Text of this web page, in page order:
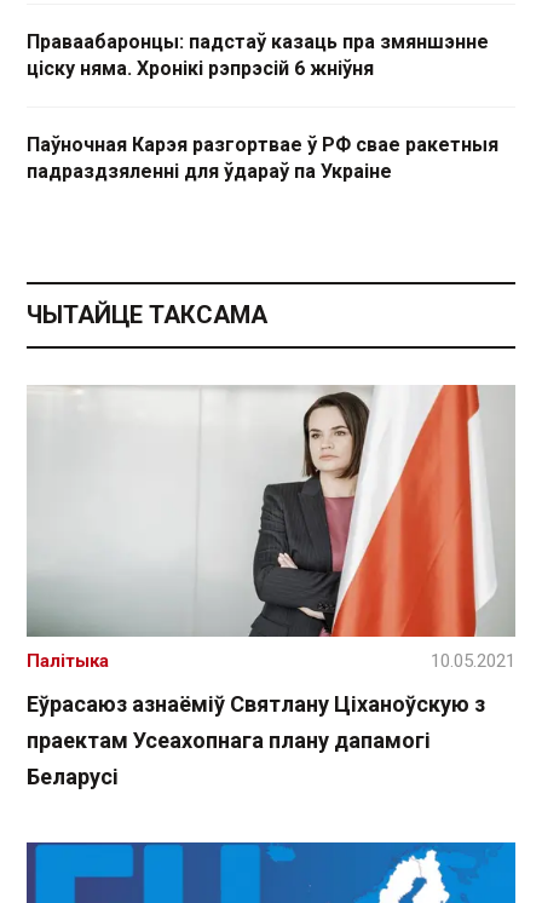
Праваабаронцы: падстаў казаць пра змяншэнне
ціску няма. Хронікі рэпрэсій 6 жніўня
Паўночная Карэя разгортвае ў РФ свае ракетныя
падраздзяленні для ўдараў па Украіне
ЧЫТАЙЦЕ ТАКСАМА
Еўрасаюз азнаёміў Святлану Ціханоўскую з
праектам Усеахопнага плану дапамогі
Беларусі
Палітыка 10.05.2021